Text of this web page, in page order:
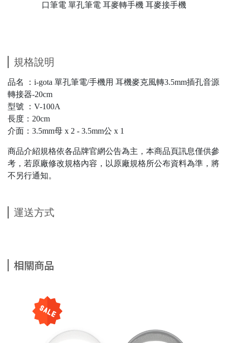
口筆電 單孔筆電 耳麥轉手機 耳麥接手機
規格說明
品名 ：i-gota 單孔筆電/手機用 耳機麥克風轉3.5mm插孔音源
轉接器-20cm
型號 ：V-100A
長度：20cm
介面：3.5mm母 x 2 - 3.5mm公 x 1
商品介紹規格依各品牌官網公告為主，本商品頁訊息僅供參
考，若原廠修改規格內容，以原廠規格所公布資料為準，將
不另行通知。
運送方式
相關商品